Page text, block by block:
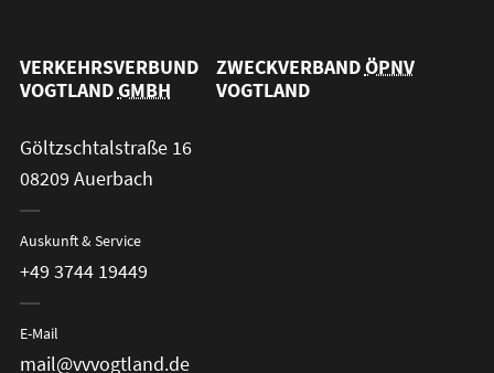
VERKEHRSVERBUND
VOGTLANDGMBH
ZWECKVERBANDÖPNV
VOGTLAND
Göltzschtalstraße 16
08209 Auerbach
Auskunft & Service
+49 3744 19449
E-Mail
mail@vvvogtland.de